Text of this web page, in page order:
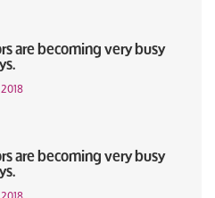
are becoming very busy
are becoming very busy